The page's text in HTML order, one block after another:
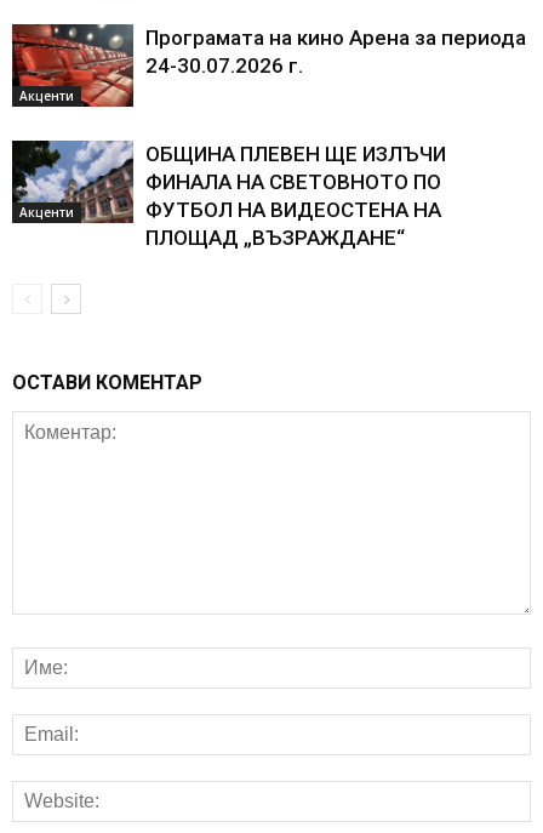
Акценти
Програмата на кино Арена за периода
24-30.07.2026 г.
Акценти
ОБЩИНА ПЛЕВЕН ЩЕ ИЗЛЪЧИ
ФИНАЛА НА СВЕТОВНОТО ПО
ФУТБОЛ НА ВИДЕОСТЕНА НА
ПЛОЩАД „ВЪЗРАЖДАНЕ“
ОСТАВИ КОМЕНТАР